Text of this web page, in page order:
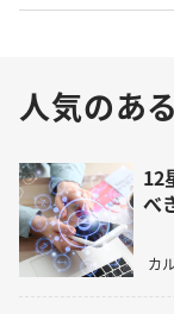
人気のあ
12
べ
カ